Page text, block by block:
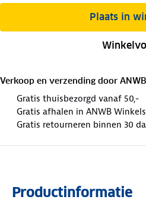
Plaats in
Verkoop en verzending door ANWB
Gratis thuisbezorgd vanaf 50,-
Gratis afhalen in ANWB Winkels
Gratis retourneren binnen 30
Productinformatie